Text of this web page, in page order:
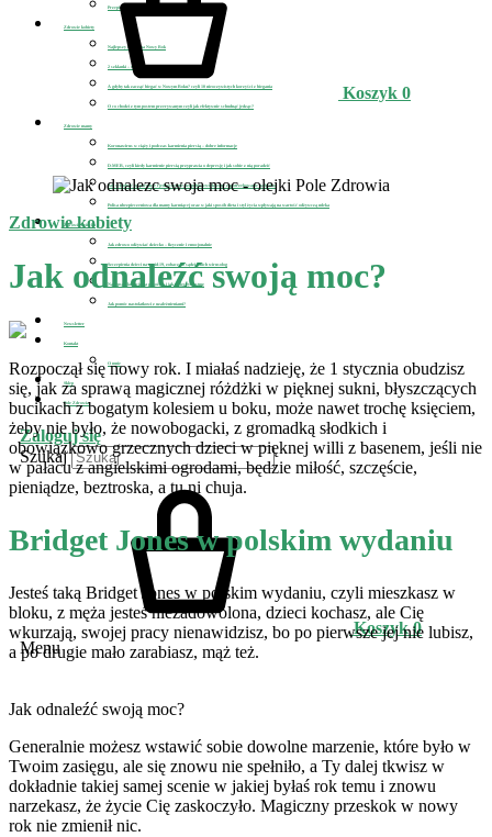
Przepis na wegańskie lody dla dziecka
Zdrowie kobiety
Najlepszy detoks na Nowy Rok
2 szklanki – sposób na detoks i odchudzanie
A gdyby tak zacząć biegać w Nowym Roku? czyli 10 nieoczywistych korzyści z biegania
O co chodzi z tym postem przerywanym czyli jak efektywnie schudnąć jedząc?
Zdrowie mamy
Koronawirus w ciąży i podczas karmienia piersią – dobre informacje
D-MER, czyli kiedy karmienie piersią przyprawia o depresję i jak sobie z nią poradzić
Jak schudnąć po porodzie i jednocześnie uzupełnić zwiększone zapotrzebowanie na białko
Polisa ubezpieczeniowa dla mamy karmiącej oraz w jaki sposób dieta i styl życia wpływają na wartość odżywczą mleka
Zdrowie dziecka
Jak zdrowo odżywiać dziecko – fizycznie i emocjonalnie
Szczepienia dzieci na covid-19, zobacz co sądzi o nich wirusolog
Najlepsze kuracje na pasożyty i jak wyleczyć astmę
Jak pomóc nastolatkowi z uzależnieniami?
Newsletter
Kontakt
O mnie
Sklep
Pole Zdrowia
Zaloguj się
Szukaj
Koszyk 0
Menu
Koszyk 0
Zdrowie kobiety
Jak odnaleźć swoją moc?
Rozpoczął się nowy rok. I miałaś nadzieję, że 1 stycznia obudzisz
się, jak za sprawą magicznej różdżki w pięknej sukni, błyszczących
bucikach z bogatym kolesiem u boku, może nawet trochę księciem,
żeby nie było, że nowobogacki, z gromadką słodkich i
obowiązkowo grzecznych dzieci w pięknej willi z basenem, jeśli nie
w pałacu z angielskimi ogrodami, będzie miłość, szczęście,
pieniądze, beztroska, a tu ni chuja.
Bridget Jones w polskim wydaniu
Jesteś taką Bridget Jones w polskim wydaniu, czyli mieszkasz w
bloku, z męża jesteś niezadowolona, dzieci kochasz, ale Cię
wkurzają, swojej pracy nienawidzisz, bo po pierwsze jej nie lubisz,
a po drugie mało zarabiasz, mąż też.
Jak odnaleźć swoją moc?
Generalnie możesz wstawić sobie dowolne marzenie, które było w
Twoim zasięgu, ale się znowu nie spełniło, a Ty dalej tkwisz w
dokładnie takiej samej scenie w jakiej byłaś rok temu i znowu
narzekasz, że życie Cię zaskoczyło. Magiczny przeskok w nowy
rok nie zmienił nic.